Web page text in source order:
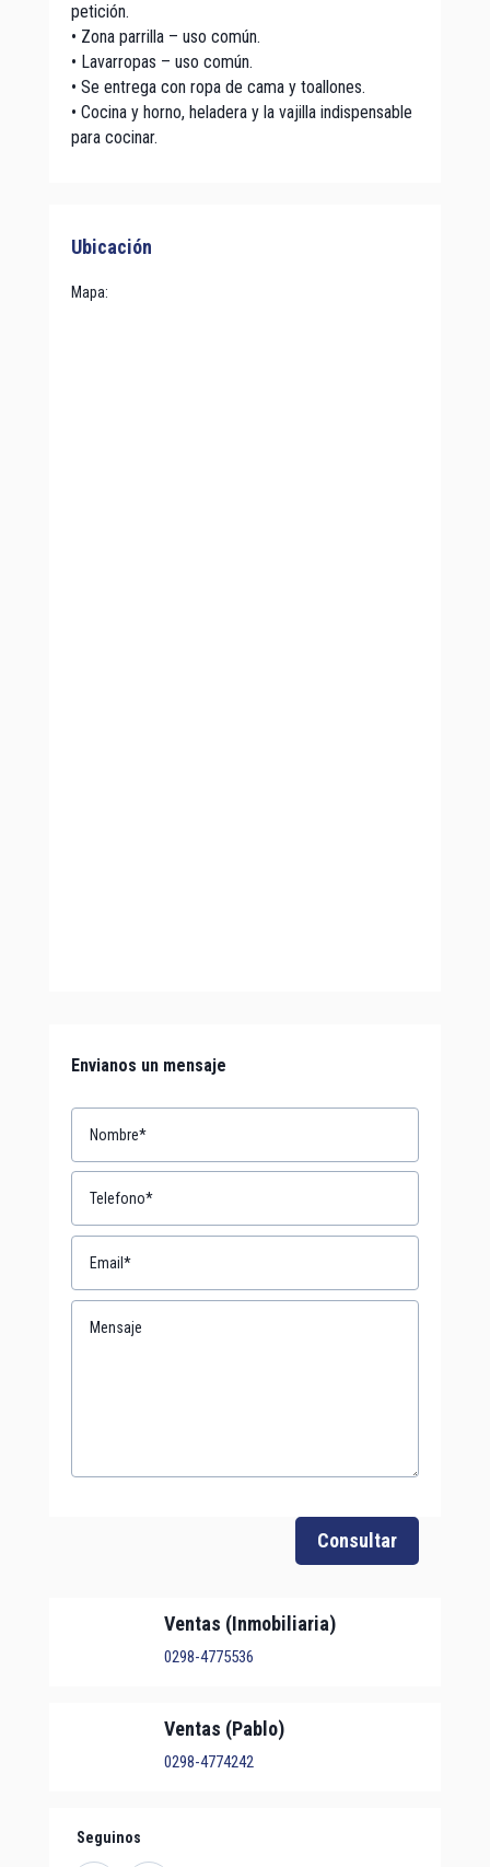
petición.
• Zona parrilla – uso común.
• Lavarropas – uso común.
• Se entrega con ropa de cama y toallones.
• Cocina y horno, heladera y la vajilla indispensable
para cocinar.
Ubicación
Mapa:
Envianos un mensaje
Consultar
Ventas (Inmobiliaria)
0298-4775536
Ventas (Pablo)
0298-4774242
Seguinos